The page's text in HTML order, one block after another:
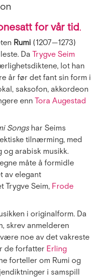
for vår tid.
Rumi (1207—1273)
Da Trygve Seim
lot han
år før det fant sin form i
saksofon, akkordeon
enn Tora Augestad
Songshar Seims
tilnærming, med
arabisk musikk.
måte å formidle
av elegant
Trygve Seim, Frode
i originalform. Da
skrev anmelderen
noe av det vakreste
de forfatter Erling
forteller om Rumi og
i samspill